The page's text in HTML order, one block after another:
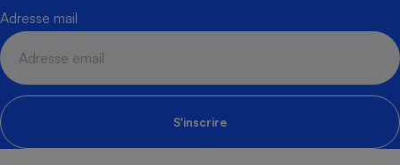
Adresse mail
S'inscrire